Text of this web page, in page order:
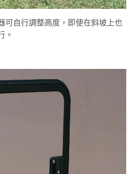
可自行調整高度，即使在斜坡上也
。